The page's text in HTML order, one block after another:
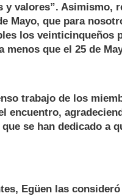
valores”. Asimismo,
Mayo, que para
los veinticinqueños
que el 25 de
trabajo de los
encuentro,
se han dedicado a
Egüen las